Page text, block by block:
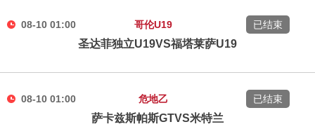
08-10 01:00 哥伦U19
圣达菲独立U19VS福塔莱萨U19
已结束
08-10 01:00 危地乙
萨卡兹斯帕斯GTVS米特兰
已结束